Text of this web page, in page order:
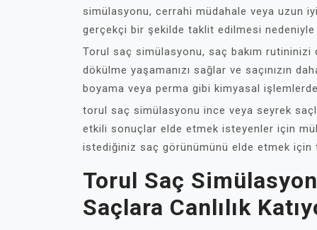
simülasyonu, cerrahi müdahale veya uzun
gerçekçi bir şekilde taklit edilmesi
Torul saç simülasyonu, saç bakım rutininizi
dökülme yaşamanızı sağlar ve saçınızın
boyama veya perma gibi kimyasal
torul saç simülasyonu ince veya seyrek
etkili sonuçlar elde etmek isteyenler için
istediğiniz saç görünümünü elde etmek
Torul Saç
Saçlara Canlılık